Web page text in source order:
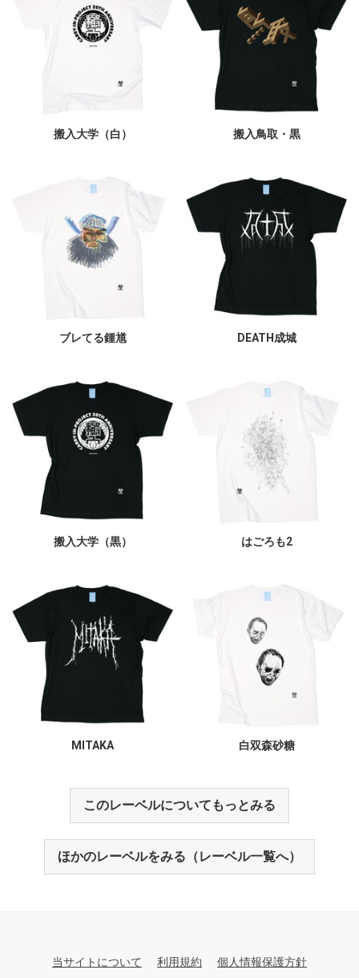
搬入大学（白） 搬入鳥取・黒
ブレてる鍾馗 DEATH成城
搬入大学（黒） はごろも2
MITAKA 白双森砂糖
このレーベルについてもっとみる
ほかのレーベルをみる（レーベル一覧へ）
当サイトについて 利用規約 個人情報保護方針